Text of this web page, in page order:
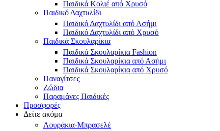
Παιδικά Κολιέ από Χρυσό
Παιδικό Δαχτυλίδι
Παιδικό Δαχτυλίδι από Ασήμι
Παιδικό Δαχτυλίδι από Χρυσό
Παιδικά Σκουλαρίκια
Παιδικά Σκουλαρίκια Fashion
Παιδικά Σκουλαρίκια από Ασήμι
Παιδικά Σκουλαρίκια από Χρυσό
Παναγίτσες
Ζώδια
Παραμάνες Παιδικές
Προσφορές
Δείτε ακόμα
Λουράκια-Μπρασελέ